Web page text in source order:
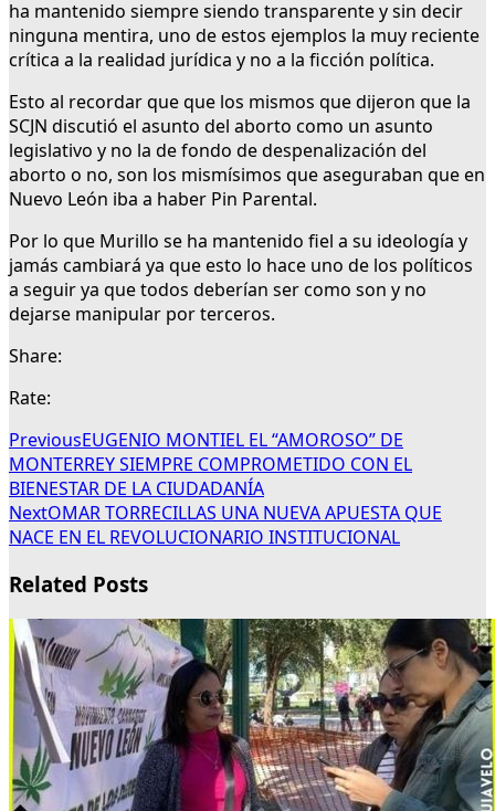
ha mantenido siempre siendo transparente y sin decir
ninguna mentira, uno de estos ejemplos la muy reciente
crítica a la realidad jurídica y no a la ficción política.
Esto al recordar que que los mismos que dijeron que la
SCJN discutió el asunto del aborto como un asunto
legislativo y no la de fondo de despenalización del
aborto o no, son los mismísimos que aseguraban que en
Nuevo León iba a haber Pin Parental.
Por lo que Murillo se ha mantenido fiel a su ideología y
jamás cambiará ya que esto lo hace uno de los políticos
a seguir ya que todos deberían ser como son y no
dejarse manipular por terceros.
Share:
Rate:
PreviousEUGENIO MONTIEL EL “AMOROSO” DE
MONTERREY SIEMPRE COMPROMETIDO CON EL
BIENESTAR DE LA CIUDADANÍA
NextOMAR TORRECILLAS UNA NUEVA APUESTA QUE
NACE EN EL REVOLUCIONARIO INSTITUCIONAL
Related Posts